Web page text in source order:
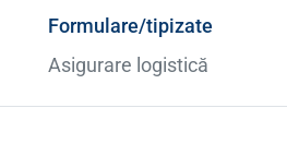
Formulare/tipizate
Asigurare logistică